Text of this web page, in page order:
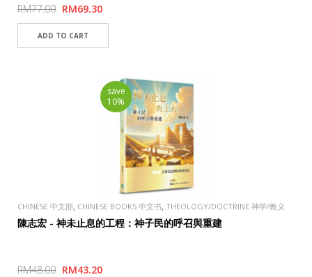
RM77.00 RM69.30
save
10%
CHINESE 中文部, CHINESE BOOKS 中文书,THEOLOGY/DOCTRINE 神学/教义
学,PUBLISHER,TAOSHENG, TAIWAN 道聲出版社
陳志宏 - 神未止息的工程：神子民的呼召與重建
RM48.00 RM43.20